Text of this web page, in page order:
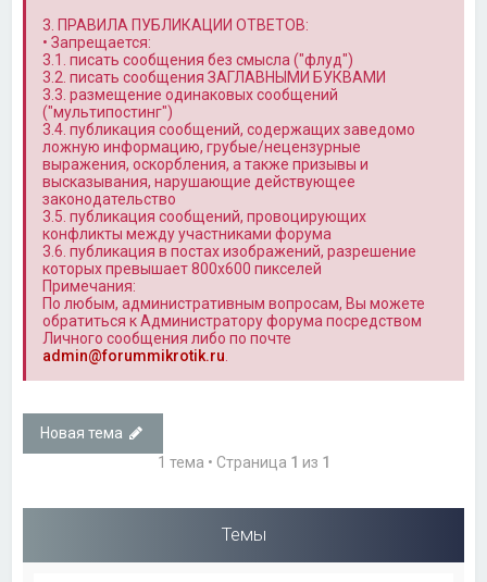
3. ПРАВИЛА ПУБЛИКАЦИИ ОТВЕТОВ:
• Запрещается:
3.1. писать сообщения без смысла ("флуд")
3.2. писать сообщения ЗАГЛАВНЫМИ БУКВАМИ
3.3. размещение одинаковых сообщений
("мультипостинг")
3.4. публикация сообщений, содержащих заведомо
ложную информацию, грубые/нецензурные
выражения, оскорбления, а также призывы и
высказывания, нарушающие действующее
законодательство
3.5. публикация сообщений, провоцирующих
конфликты между участниками форума
3.6. публикация в постах изображений, разрешение
которых превышает 800x600 пикселей
Примечания:
По любым, административным вопросам, Вы можете
обратиться к Администратору форума посредством
Личного сообщения либо по почте
admin@forummikrotik.ru
Новая тема
1 тема • Страница 1 из 1
Темы